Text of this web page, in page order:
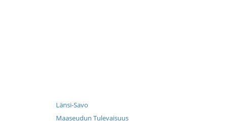
Länsi-Savo
Maaseudun Tulevaisuus